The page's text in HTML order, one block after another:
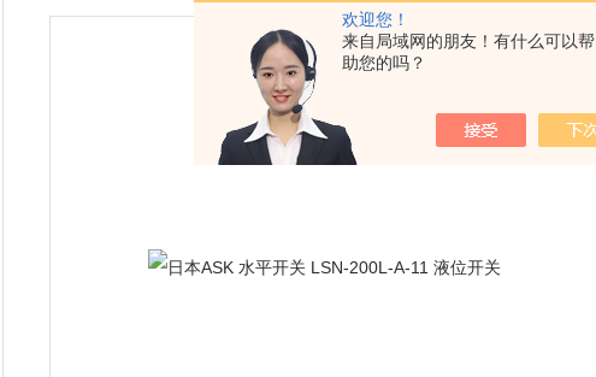
欢迎您！
来自局域网的朋友！有什么可以帮
助您的吗？